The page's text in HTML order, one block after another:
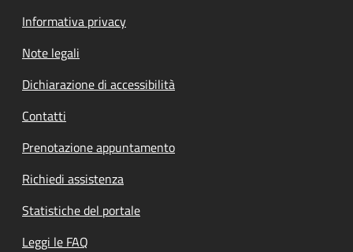
Informativa privacy
Note legali
Dichiarazione di accessibilità
Contatti
Prenotazione appuntamento
Richiedi assistenza
Statistiche del portale
Leggi le FAQ